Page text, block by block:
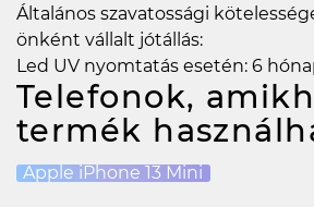
Általános szavatossági
önként vállalt jótállás:
Led UV nyomtatás esetén: 6
Telefonok,
termék
Apple iPhone 13 Mini